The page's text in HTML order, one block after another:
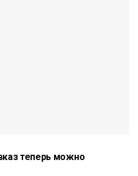
теперь можно